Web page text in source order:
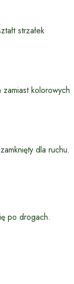
strzałek
kolorowych
dla ruchu.
po drogach.